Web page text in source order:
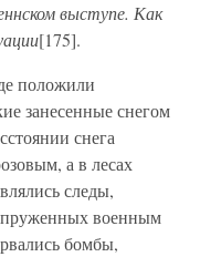
выступе. Как
[175].
положили
занесенные снегом
снега
а в лесах
следы,
военным
бомбы,